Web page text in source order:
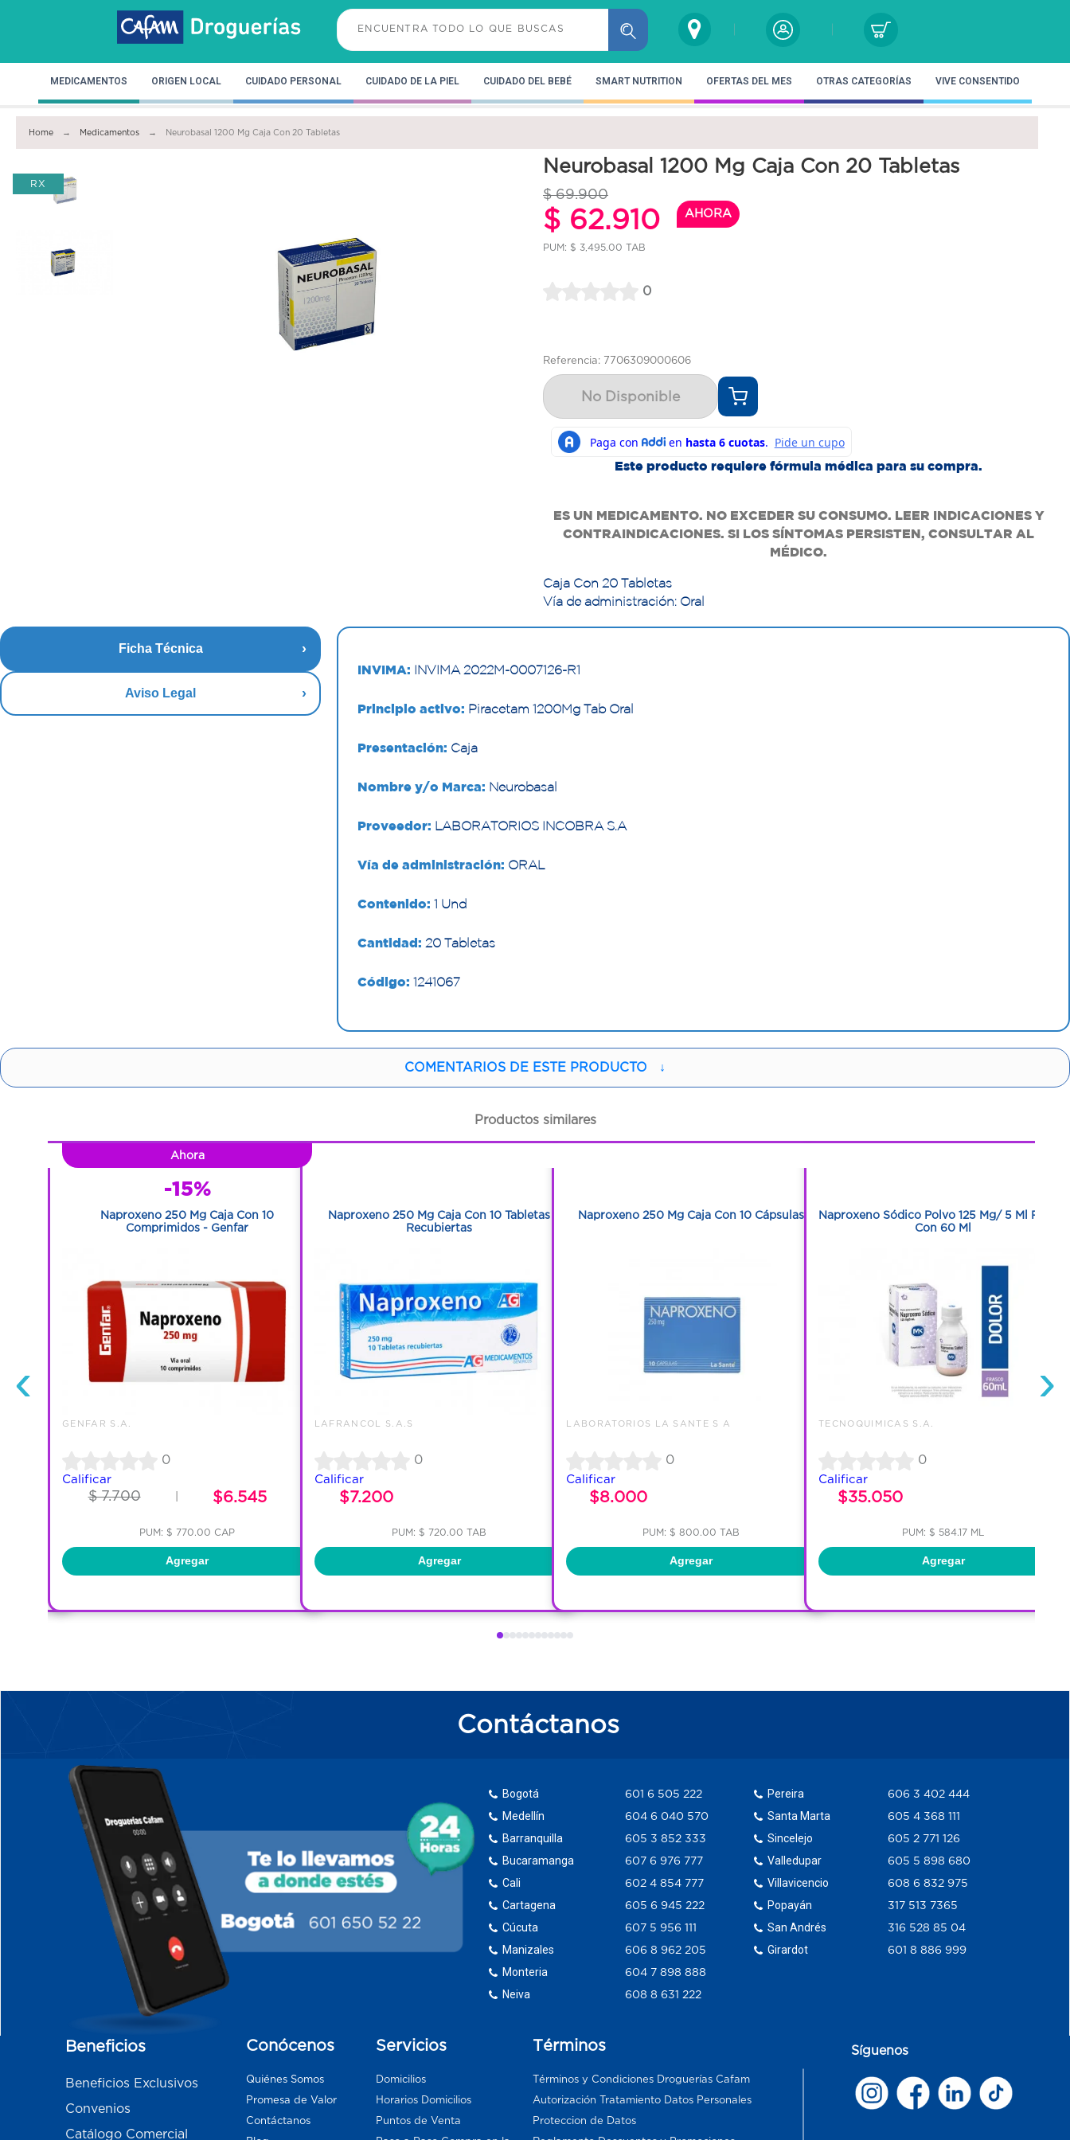
MEDICAMENTOS ORIGEN LOCAL CUIDADO PERSONAL CUIDADO DE LA PIEL CUIDADO DEL BEBÉ SMART NUTRITION OFERTAS DEL MES OTRAS CATEGORÍAS VIVE CONSENTIDO
Home Medicamentos Neurobasal 1200 Mg Caja Con 20 Tabletas
RX
Neurobasal 1200 Mg Caja Con 20 Tabletas
$ 69.900
$ 62.910 AHORA
PUM: $ 3,495.00 TAB
0
Referencia: 7706309000606
No Disponible
Este producto requiere fórmula médica para su compra.
ES UN MEDICAMENTO. NO EXCEDER SU CONSUMO. LEER INDICACIONES Y
CONTRAINDICACIONES. SI LOS SÍNTOMAS PERSISTEN, CONSULTAR AL
MÉDICO.
Caja Con 20 Tabletas
Vía de administración: Oral
Ficha Técnica
Aviso Legal
INVIMA: INVIMA 2022M-0007126-R1
Principio activo: Piracetam 1200Mg Tab Oral
Presentación: Caja
Nombre y/o Marca: Neurobasal
Proveedor: LABORATORIOS INCOBRA S.A
Vía de administración: ORAL
Contenido: 1 Und
Cantidad: 20 Tabletas
Código: 1241067
COMENTARIOS DE ESTE PRODUCTO ↓
Productos similares
‹
Ahora
-15%
Naproxeno 250 Mg Caja Con 10
Comprimidos - Genfar
GENFAR S.A.
0
Calificar
$ 7.700 $6.545
PUM: $ 770.00 CAP
Agregar
Naproxeno 250 Mg Caja Con 10 Tabletas
Recubiertas
LAFRANCOL S.A.S
0
Calificar
$7.200
PUM: $ 720.00 TAB
Agregar
Naproxeno 250 Mg Caja Con 10 Cápsulas
LABORATORIOS LA SANTE S A
0
Calificar
$8.000
PUM: $ 800.00 TAB
Agregar
Naproxeno Sódico Polvo 125 Mg/ 5 Ml Frasco
Con 60 Ml
TECNOQUIMICAS S.A.
0
Calificar
$35.050
PUM: $ 584.17 ML
Agregar
›
Contáctanos
Bogotá
Medellín
Barranquilla
Bucaramanga
Cali
Cartagena
Cúcuta
Manizales
Monteria
Neiva
601 6 505 222
604 6 040 570
605 3 852 333
607 6 976 777
602 4 854 777
605 6 945 222
607 5 956 111
606 8 962 205
604 7 898 888
608 8 631 222
Pereira
Santa Marta
Sincelejo
Valledupar
Villavicencio
Popayán
San Andrés
Girardot
606 3 402 444
605 4 368 111
605 2 771 126
605 5 898 680
608 6 832 975
317 513 7365
316 528 85 04
601 8 886 999
Beneficios
Beneficios Exclusivos
Convenios
Catálogo Comercial
Conócenos
Quiénes Somos
Promesa de Valor
Contáctanos
Servicios
Domicilios
Horarios Domicilios
Puntos de Venta
Términos
Términos y Condiciones Droguerías Cafam
Autorización Tratamiento Datos Personales
Proteccion de Datos
Síguenos